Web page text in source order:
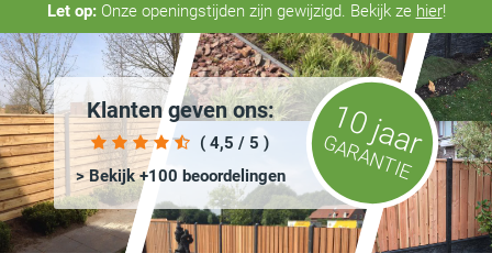
Let op:Onze openingstijden zijn gewijzigd. Bekijk ze hier!
Klanten geven ons:
( 4,5 / 5 )
> Bekijk +100 beoordelingen
10 jaar
GARANTIE